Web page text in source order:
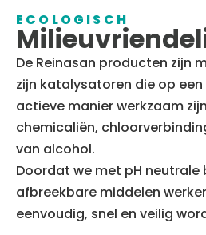
ECOLOGISCH
De Reinasan producten zijn
zijn katalysatoren die op
actieve manier werkzaam
chemicaliën,
van alcohol.
Doordat we met pH neutrale
afbreekbare middelen
eenvoudig, snel en veilig